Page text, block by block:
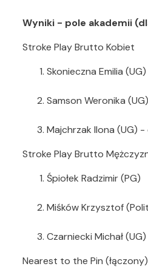
Wyniki - pole akademii
Stroke Play Brutto Kobiet
Skonieczna Emilia (UG)
Samson Weronika
Majchrzak Ilona (UG)
Stroke Play Brutto
Śpiołek Radzimir (PG)
Miśków Krzysztof
Czarniecki Michał (UG)
Nearest to the Pin